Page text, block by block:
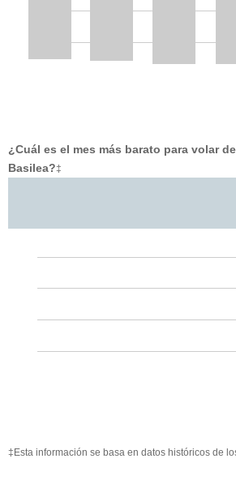
¿Cuál es el mes más barato para volar
Basilea?‡
‡Esta información se basa en datos históricos de